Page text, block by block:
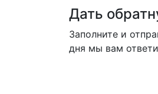
Дать
Заполните и
дня мы вам